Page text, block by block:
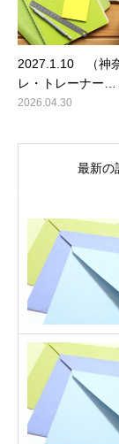
2027.1.10 （神
レ・トレーナー…
2026.04.30
最新の